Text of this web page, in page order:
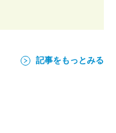
記事をもっとみる